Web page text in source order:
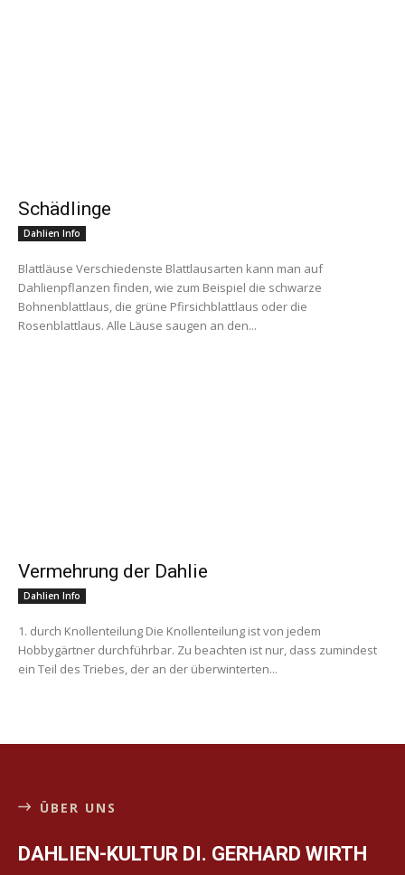
Schädlinge
Dahlien Info
Blattläuse Verschiedenste Blattlausarten kann man auf
Dahlienpflanzen finden, wie zum Beispiel die schwarze
Bohnenblattlaus, die grüne Pfirsichblattlaus oder die
Rosenblattlaus. Alle Läuse saugen an den...
Vermehrung der Dahlie
Dahlien Info
1. durch Knollenteilung Die Knollenteilung ist von jedem
Hobbygärtner durchführbar. Zu beachten ist nur, dass zumindest
ein Teil des Triebes, der an der überwinterten...
ÜBER UNS
DAHLIEN-KULTUR DI. GERHARD WIRTH